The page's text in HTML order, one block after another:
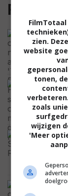
Film
De
AI-
zien.
website
tonen,
zoals
wijzigen
'Meer